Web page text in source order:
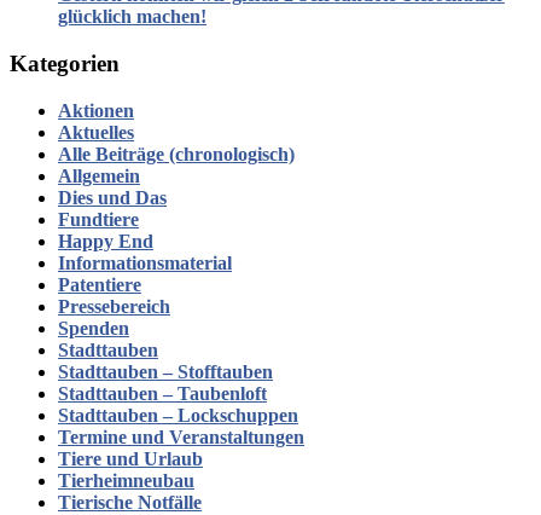
glücklich machen!
Kategorien
Aktionen
Aktuelles
Alle Beiträge (chronologisch)
Allgemein
Dies und Das
Fundtiere
Happy End
Informationsmaterial
Patentiere
Pressebereich
Spenden
Stadttauben
Stadttauben – Stofftauben
Stadttauben – Taubenloft
Stadttauben – Lockschuppen
Termine und Veranstaltungen
Tiere und Urlaub
Tierheimneubau
Tierische Notfälle